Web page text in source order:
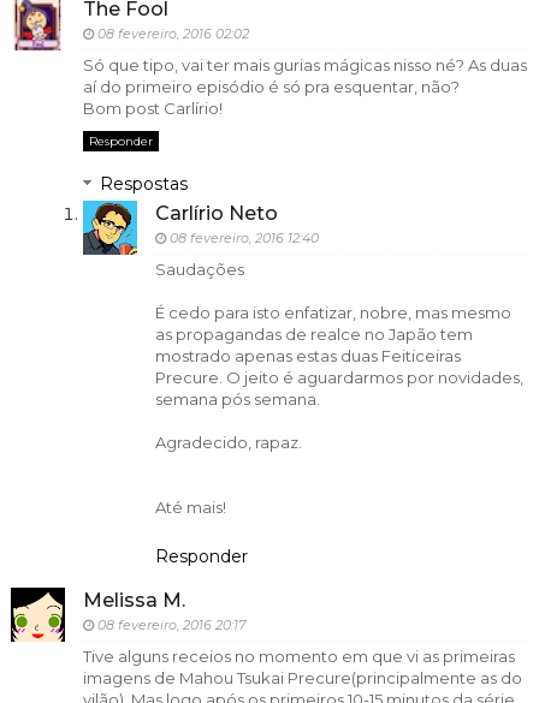
The Fool
08 fevereiro, 2016 02:02
Só que tipo, vai ter mais gurias mágicas nisso né? As duas
aí do primeiro episódio é só pra esquentar, não?
Bom post Carlírio!
Responder
Respostas
Carlírio Neto
08 fevereiro, 2016 12:40
Saudações
É cedo para isto enfatizar, nobre, mas mesmo
as propagandas de realce no Japão tem
mostrado apenas estas duas Feiticeiras
Precure. O jeito é aguardarmos por novidades,
semana pós semana.
Agradecido, rapaz.
Até mais!
Responder
Melissa M.
08 fevereiro, 2016 20:17
Tive alguns receios no momento em que vi as primeiras
imagens de Mahou Tsukai Precure(principalmente as do